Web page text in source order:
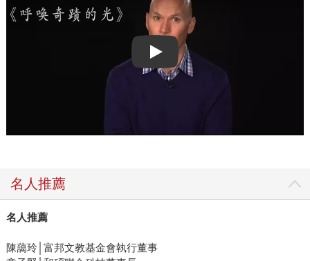
Play video
名人推薦
名人推薦
陳藹玲│富邦文教基金會執行董事